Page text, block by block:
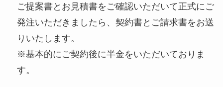
ご提案書とお見積書をご確認いただいて正式にご
発注いただきましたら、契約書とご請求書をお送
りいたします。
※基本的にご契約後に半金をいただいておりま
す。